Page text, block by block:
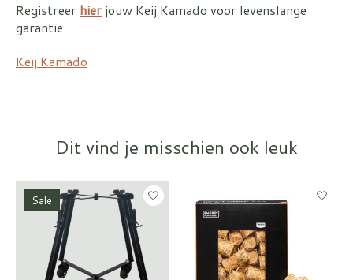
Registreer hier jouw Keij Kamado voor levenslange
garantie
Keij Kamado
Dit vind je misschien ook leuk
Items van productcarrousel
Sale